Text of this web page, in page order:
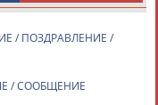
/ ПОЗДРАВЛЕНИЕ /
/ СООБЩЕНИЕ